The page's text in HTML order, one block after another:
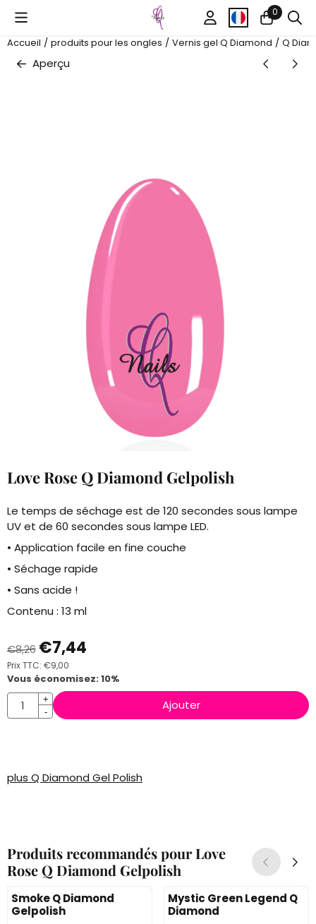
Préférences de cookies disponibles. Choisissez les 0
Accueil / produits pour les ongles / Vernis gel Q Diamond / Q
Aperçu
Love Rose Q Diamond Gelpolish
Le temps de séchage est de 120 secondes sous lampe
UV et de 60 secondes sous lampe LED.
• Application facile en fine couche
• Séchage rapide
• Sans acide !
Contenu : 13 ml
€8,26 €7,44
Prix TTC: €9,00
Vous économisez:10%
Quantité
+
-
Ajouter
plus Q Diamond Gel Polish
Produits recommandés pourLove
Rose Q Diamond Gelpolish
Smoke Q Diamond
Gelpolish
Mystic Green Legend Q
Diamond